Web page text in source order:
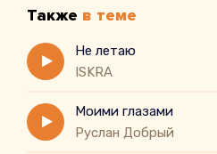
Также в теме
Не летаю
ISKRA
Моими глазами
Руслан Добрый